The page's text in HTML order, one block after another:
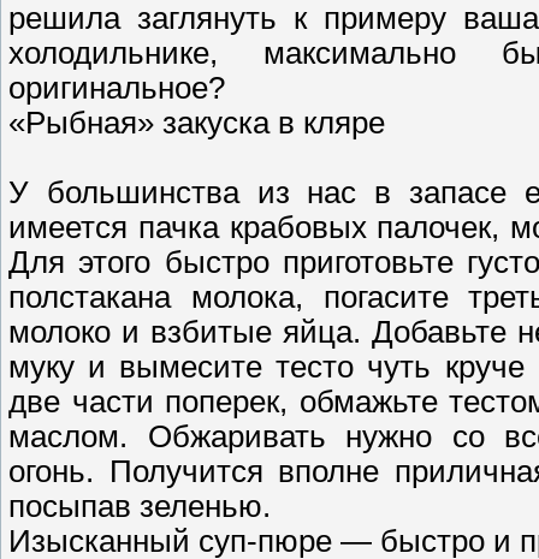
решила заглянуть к примеру
холодильнике, максимально
оригинальное?
«Рыбная» закуска в кляре
У большинства из нас в запасе
имеется пачка крабовых палочек,
Для этого быстро приготовьте
полстакана молока, погасите
молоко и взбитые яйца. Добавьте
муку и вымесите тесто чуть
две части поперек, обмажьте
маслом. Обжаривать нужно со
огонь. Получится вполне
посыпав зеленью.
Изысканный суп-пюре — быстро и